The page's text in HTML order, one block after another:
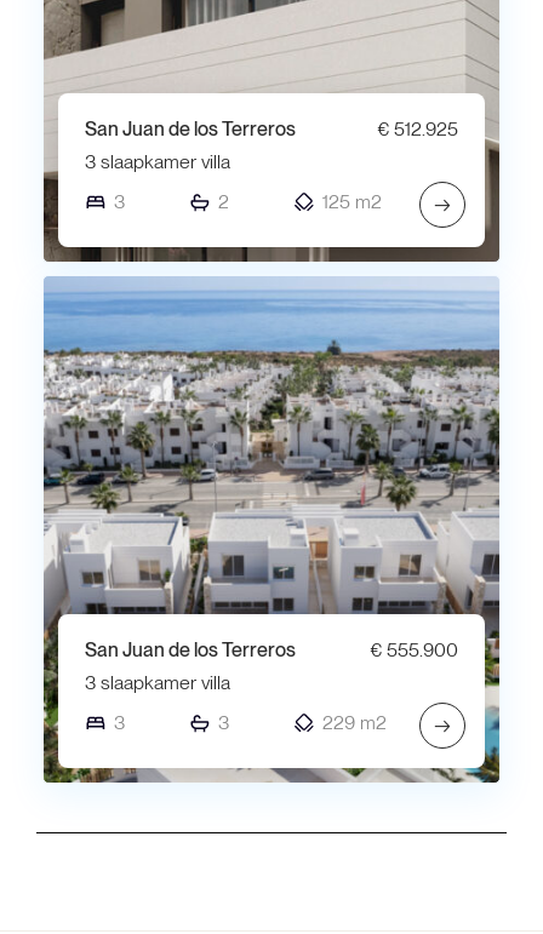
San Juan de los Terreros
€ 512.925
3 slaapkamer villa
3
2 125 m2 →
San Juan de los Terreros
€ 555.900
3 slaapkamer villa
3
3 229 m2 →